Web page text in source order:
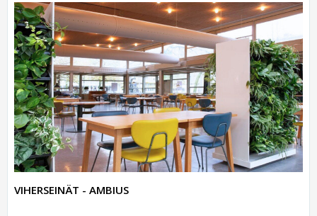
VIHERSEINÄT - AMBIUS